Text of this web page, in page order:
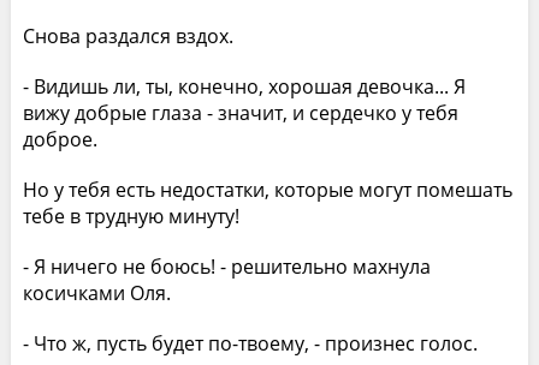
Снова раздался вздох.
- Видишь ли, ты, конечно, хорошая девочка... Я
вижу добрые глаза - значит, и сердечко у тебя
доброе.
Но у тебя есть недостатки, которые могут помешать
тебе в трудную минуту!
- Я ничего не боюсь! - решительно махнула
косичками Оля.
- Что ж, пусть будет по-твоему, - произнес голос.